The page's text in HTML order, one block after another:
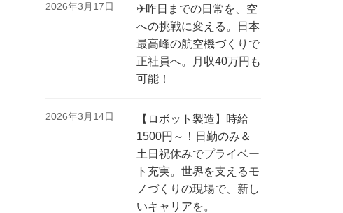
2026年3月17日
✈昨日までの日常を、空
への挑戦に変える。日本
最高峰の航空機づくりで
正社員へ。月収40万円も
可能！
2026年3月14日
【ロボット製造】時給
1500円～！日勤のみ＆
土日祝休みでプライベー
ト充実。世界を支えるモ
ノづくりの現場で、新し
いキャリアを。